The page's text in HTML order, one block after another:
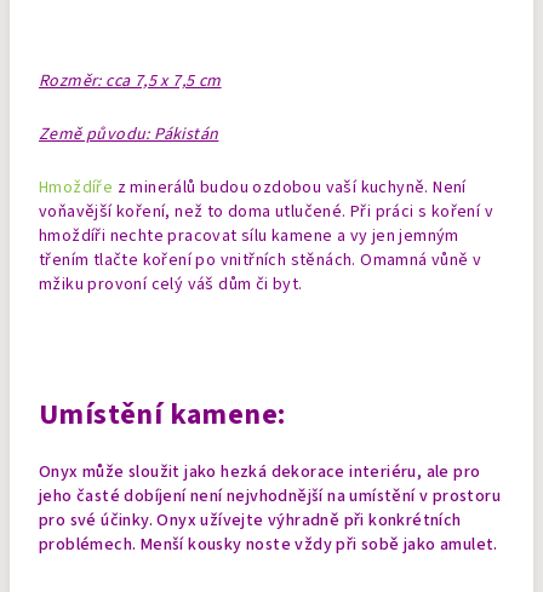
Rozměr: cca 7,5 x 7,5 cm
Země původu: Pákistán
Hmoždíře z minerálů budou ozdobou vaší kuchyně. Není
voňavější koření, než to doma utlučené. Při práci s koření v
hmoždíři nechte pracovat sílu kamene a vy jen jemným
třením tlačte koření po vnitřních stěnách. Omamná vůně v
mžiku provoní celý váš dům či byt.
Umístění kamene:
Onyx může sloužit jako hezká dekorace interiéru, ale pro
jeho časté dobíjení není nejvhodnější na umístění v prostoru
pro své účinky. Onyx užívejte výhradně při konkrétních
problémech. Menší kousky noste vždy při sobě jako amulet.